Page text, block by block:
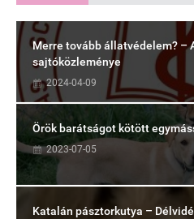
Merre tovább állatvédelem? –
sajtóközleménye
2024-04-09
Örök barátságot kötött
2023-07-05
Katalán pásztorkutya –